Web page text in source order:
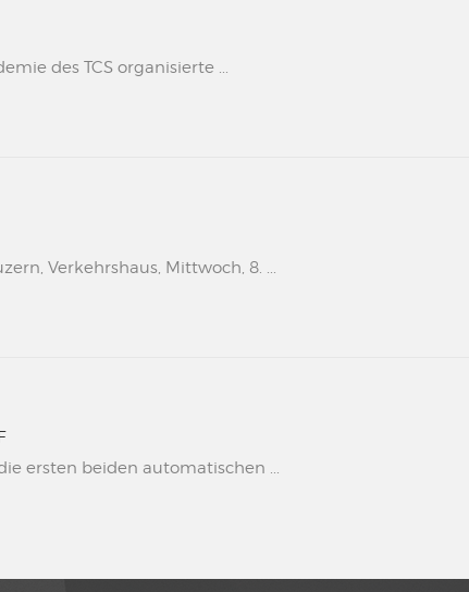
des TCS organisierte ...
Verkehrshaus, Mittwoch, 8. ...
ersten beiden automatischen ...